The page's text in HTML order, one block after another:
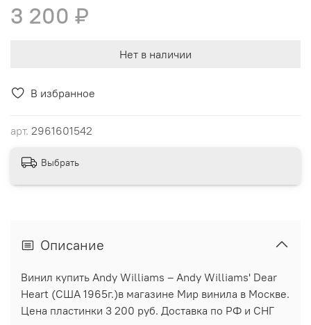
В избранное
арт. 2961601542
3 200 ₽
Нет в наличии
Выбрать
Описание
Винил купить Andy Williams ‎– Andy Williams' Dear
Heart (США 1965г.)в магазине Мир винила в Москве.
Цена пластинки 3 200 руб. Доставка по РФ и СНГ